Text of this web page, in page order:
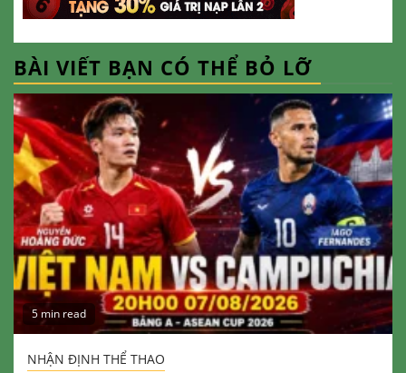
BÀI VIẾT BẠN CÓ THỂ BỎ LỠ
5 min read
NHẬN ĐỊNH THỂ THAO